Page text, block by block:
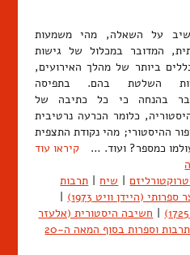
על השאלה, מהי משמעות
המדובר במכלול של גישות
ביותר של מהלך האירועים,
השלטת בהם. בתפיסה
בהנחה כי כל כתיבה של
כלומר הכרעה נרטיבית
ההיסטורי; מהי נקודת התצפית
כמספר? ועוד. … קיראו עוד
שיח
תרבות
(היידן וויט 1973)
חשיבה היסטורית (אלעזר
פוסטמודרניזם: תרבות וספרות בסוף המאה ה-20